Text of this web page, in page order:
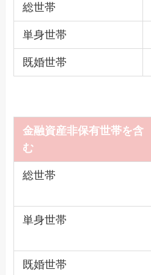
総世帯
単身世帯
既婚世帯
金融資産非保有世帯を含
む
総世帯
単身世帯
既婚世帯